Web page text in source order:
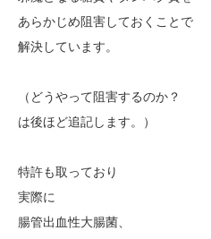
あらかじめ阻害しておくことで
解決しています。
（どうやって阻害するのか？
は後ほど追記します。）
特許も取っており
実際に
腸管出血性大腸菌、